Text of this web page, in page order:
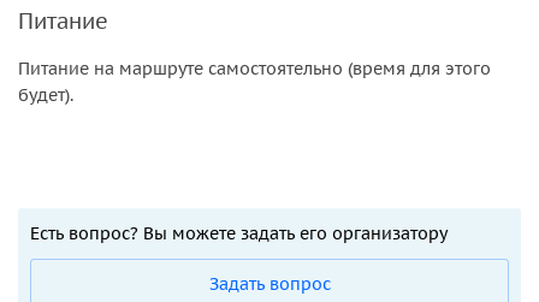
Питание
Питание на маршруте самостоятельно (время для этого
будет).
Есть вопрос? Вы можете задать его организатору
Задать вопрос